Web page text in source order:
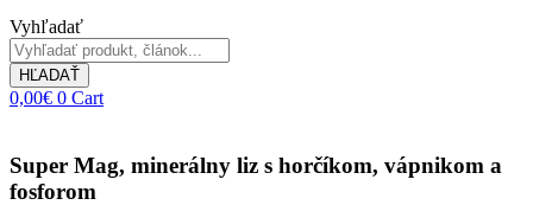
Vyhľadať
HĽADAŤ
0,00€ 0 Cart
Super Mag, minerálny liz s horčíkom, vápnikom a
fosforom